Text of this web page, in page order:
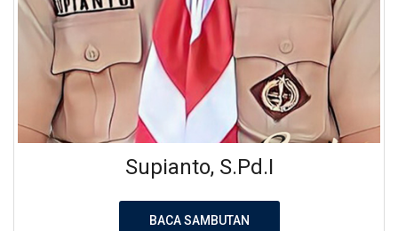
Supianto, S.Pd.I
BACA SAMBUTAN